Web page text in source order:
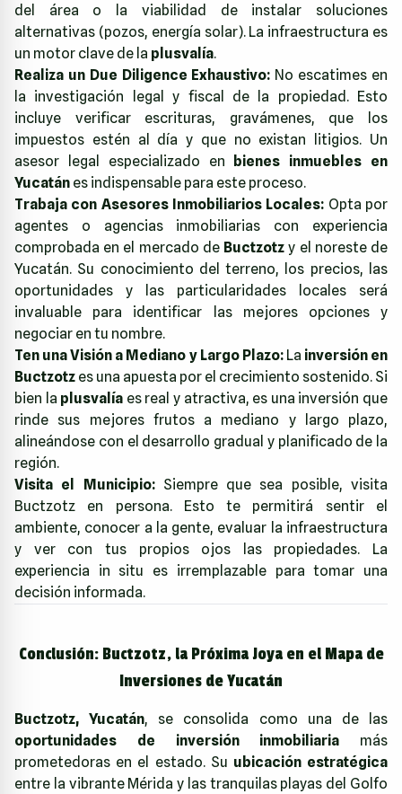
del área o la viabilidad de instalar soluciones
alternativas (pozos, energía solar). La infraestructura es
un motor clave de la plusvalía.
Realiza un Due Diligence Exhaustivo: No escatimes en
la investigación legal y fiscal de la propiedad. Esto
incluye verificar escrituras, gravámenes, que los
impuestos estén al día y que no existan litigios. Un
asesor legal especializado en
bienes inmuebles en
Yucatán es indispensable para este proceso.
Trabaja con Asesores Inmobiliarios Locales: Opta por
agentes o agencias inmobiliarias con experiencia
comprobada en el mercado de Buctzotz y el noreste de
Yucatán. Su conocimiento del terreno, los precios, las
oportunidades y las particularidades locales será
invaluable para identificar las mejores opciones y
negociar en tu nombre.
Ten una Visión a Mediano y Largo Plazo:La inversión en
Buctzotz es una apuesta por el crecimiento sostenido. Si
bien la plusvalía es real y atractiva, es una inversión que
rinde sus mejores frutos a mediano y largo plazo,
alineándose con el desarrollo gradual y planificado de la
región.
Visita el Municipio:Siempre que sea posible, visita
Buctzotz en persona. Esto te permitirá sentir el
ambiente, conocer a la gente, evaluar la infraestructura
y ver con tus propios ojos las propiedades. La
experiencia in situ es irremplazable para tomar una
decisión informada.
Conclusión: Buctzotz, la Próxima Joya en el Mapa de
Inversiones de Yucatán
Buctzotz, Yucatán, se consolida como una de las
oportunidades de inversión inmobiliaria más
prometedoras en el estado. Su ubicación estratégica
entre la vibrante Mérida y las tranquilas playas del Golfo